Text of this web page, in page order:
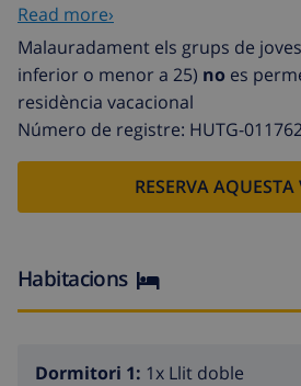
delightful outdoor dining. Torre
destination for a family retreat
and close to the beach. Sheets
have the option to add towels for
Internet access (Wi-Fi) can be
agency (€10/day subject to
this property does not allow
ensuring a peaceful and family-
Read more›
Malauradament els grups de
inferior o menor a 25) no es
residència vacacional
Número de registre: HUTG-
RESERVA AQUESTA
Habitacions
Dormitori 1: 1x Llit doble